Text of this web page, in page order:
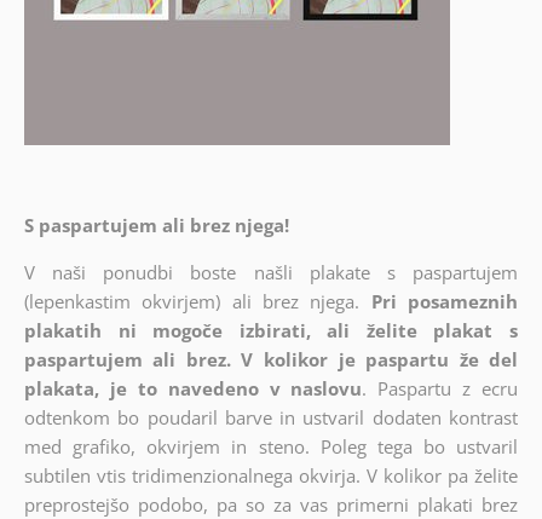
S paspartujem ali brez njega!
V naši ponudbi boste našli plakate s paspartujem
(lepenkastim okvirjem) ali brez njega. Pri posameznih
plakatih ni mogoče izbirati, ali želite plakat s
paspartujem ali brez. V kolikor je paspartu že del
plakata, je to navedeno v naslovu. Paspartu z ecru
odtenkom bo poudaril barve in ustvaril dodaten kontrast
med grafiko, okvirjem in steno. Poleg tega bo ustvaril
subtilen vtis tridimenzionalnega okvirja. V kolikor pa želite
preprostejšo podobo, pa so za vas primerni plakati brez